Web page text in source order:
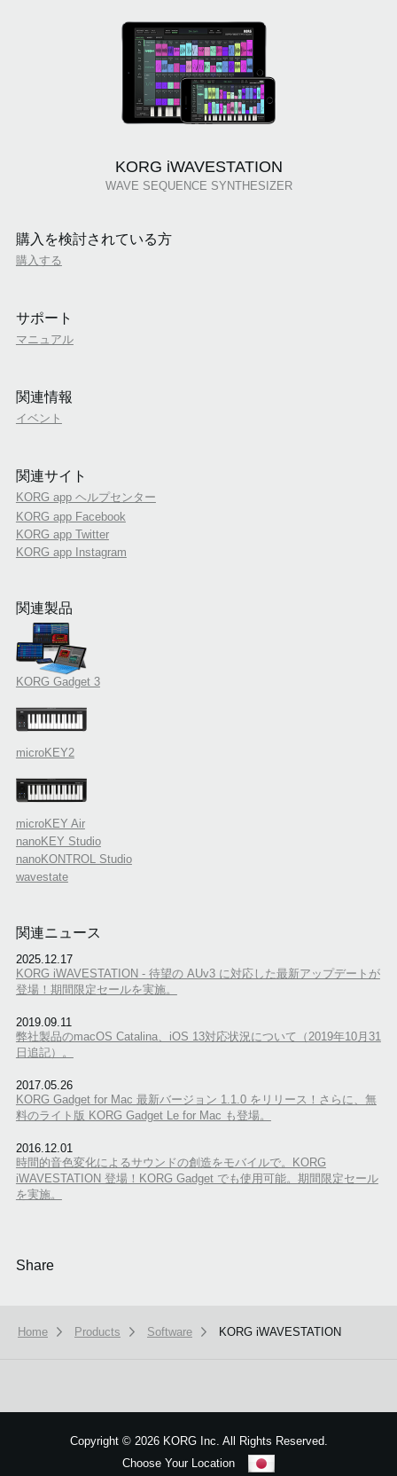
KORG iWAVESTATION
WAVE SEQUENCE SYNTHESIZER
購入を検討されている方
購入する
サポート
マニュアル
関連情報
イベント
関連サイト
KORG app ヘルプセンター
KORG app Facebook
KORG app Twitter
KORG app Instagram
関連製品
KORG Gadget 3
microKEY2
microKEY Air
nanoKEY Studio
nanoKONTROL Studio
wavestate
関連ニュース
2025.12.17
KORG iWAVESTATION - 待望の AUv3 に対応した最新アップデートが
登場！期間限定セールを実施。
2019.09.11
弊社製品のmacOS Catalina、iOS 13対応状況について（2019年10月31
日追記）。
2017.05.26
KORG Gadget for Mac 最新バージョン 1.1.0 をリリース！さらに、無
料のライト版 KORG Gadget Le for Mac も登場。
2016.12.01
時間的音色変化によるサウンドの創造をモバイルで。KORG
iWAVESTATION 登場！KORG Gadget でも使用可能。期間限定セール
を実施。
Share
Home Products Software KORG iWAVESTATION
Copyright ©2026 KORG Inc. All Rights Reserved.
Choose Your Location
ービスを提供するために、cookieを使用しています。詳しい説明はこち